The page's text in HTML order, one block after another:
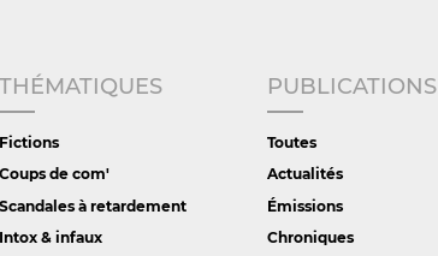
THÉMATIQUES
Fictions
Coups de com'
Scandales à retardement
Intox & infaux
PUBLICATIONS
Toutes
Actualités
Émissions
Chroniques